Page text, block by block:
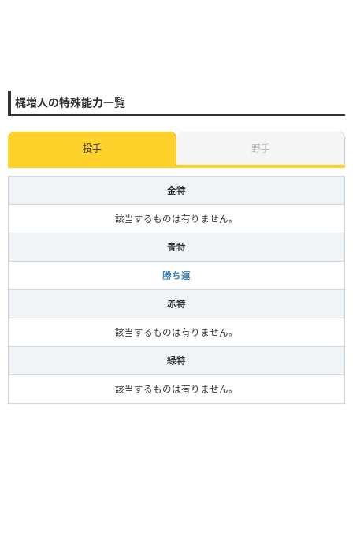
梶増人の特殊能力一覧
投手 野手
金特
該当するものは有りません。
青特
勝ち運
赤特
該当するものは有りません。
緑特
該当するものは有りません。